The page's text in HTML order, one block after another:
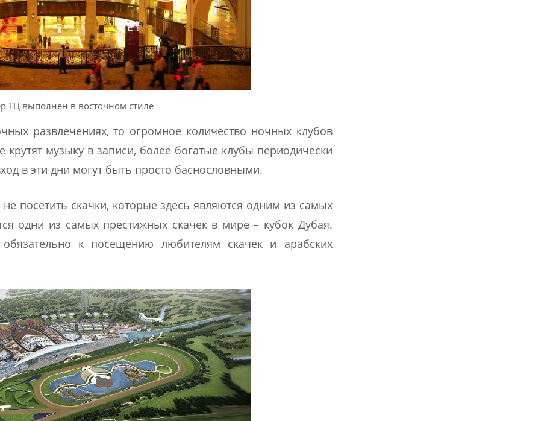
ТЦ выполнен в восточном стиле
развлечениях, то огромное количество ночных клубов
крутят музыку в записи, более богатые клубы периодически
в эти дни могут быть просто баснословными.
посетить скачки, которые здесь являются одним из самых
одни из самых престижных скачек в мире – кубок Дубая.
к посещению любителям скачек и арабских